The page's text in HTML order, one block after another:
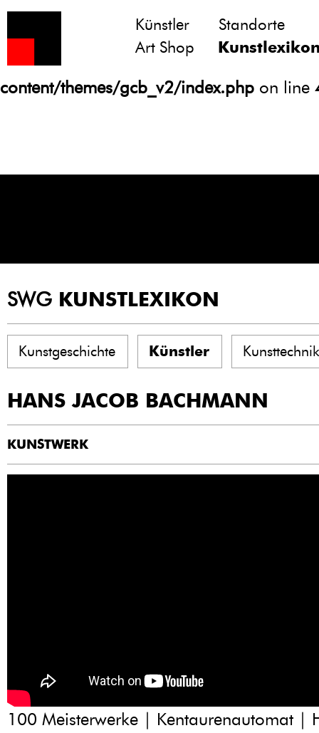
Notice
: Undefined variable: atts in
/homepages/21/d13550920/htdocs/
content/themes/gcb_v2/index.php on line
Künstler
Standorte
Art Shop
SWG KUNSTLEXIKON
Kunstgeschichte Künstler
HANS JACOB BACHMANN
KUNSTWERK
100 Meisterwerke | Kentaurenautomat |